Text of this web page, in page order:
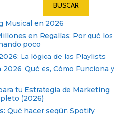
BUSCAR
Musical en 2026
en Regalías: Por qué los
poco
La lógica de las Playlists
Qué es, Cómo Funciona y
tu Estrategia de Marketing
(2026)
Qué hacer según Spotify